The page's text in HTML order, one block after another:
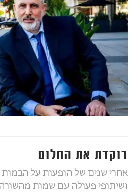
רוקדת את החלום
אחרי שנים של הופעות על הבמות
ושיתופי פעולה עם שמות מהשורה